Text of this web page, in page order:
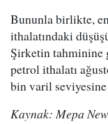
Bununla birlikte,
ithalatındaki
Şirketin tahminine
petrol ithalatı
bin varil
Kaynak: Mepa